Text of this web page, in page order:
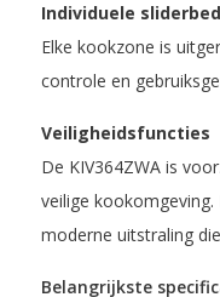
Individuele
Elke kookzone is
controle en
Veiligheidsfuncties
De KIV364ZWA is
veilige
moderne uitstraling
Belangrijkste